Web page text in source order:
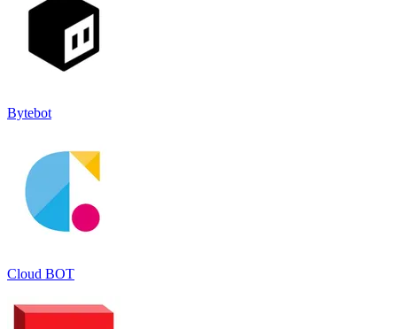
Bytebot
Cloud BOT